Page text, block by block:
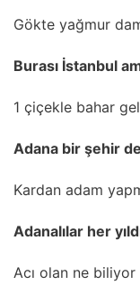
Gökte yağmur
Burası İstanbul
1 çiçekle bahar
Adana bir şehir
Kardan adam
Adanalılar her
Acı olan ne